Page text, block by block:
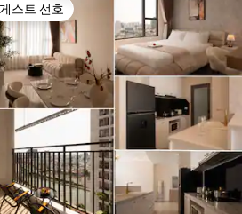
게스트 선호
게스트 선호